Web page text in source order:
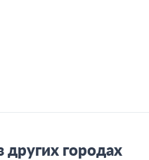
других городах